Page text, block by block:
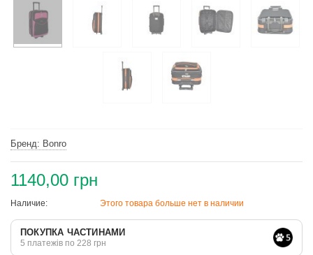
Бренд: Bonro
1140,00 грн
Наличие: Этого товара больше нет в наличии
ПОКУПКА ЧАСТИНАМИ
5 платежів по 228 грн